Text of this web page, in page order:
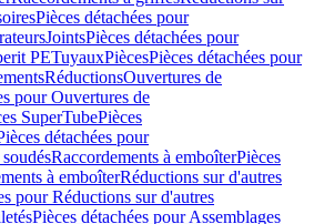
Pièces détachées pour
JointsPièces détachées pour
PETuyauxPiècesPièces détachées pour
RéductionsOuvertures de
pour Ouvertures de
SuperTubePièces
détachées pour
Raccordements à emboîterPièces
à emboîterRéductions sur d'autres
pour Réductions sur d'autres
Pièces détachées pour Assemblages